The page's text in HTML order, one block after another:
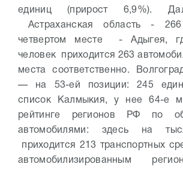
единиц (прирост 6,9%).
Астраханская область -
четвертом месте - Адыгея,
человек приходится 263
места соответственно.
— на 53-ей позиции: 245
список Калмыкия, у нее 64-е
рейтинге регионов РФ по
автомобилями: здесь на
приходится 213 транспортных
автомобилизированным